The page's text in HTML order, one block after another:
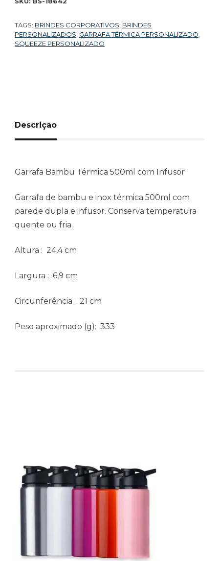
TAGS: BRINDES CORPORATIVOS BRINDES
PERSONALIZADOS GARRAFA TÉRMICA PERSONALIZADO
SQUEEZE PERSONALIZADO
Descrição
Garrafa Bambu Térmica 500ml com Infusor
Garrafa de bambu e inox térmica 500ml com
parede dupla e infusor. Conserva temperatura
quente ou fria.
Altura : 24,4 cm
Largura : 6,9 cm
Circunferência : 21 cm
Peso aproximado (g): 333